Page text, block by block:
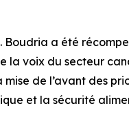
a été
voix du secteur
de l’avant des
et la sécurité